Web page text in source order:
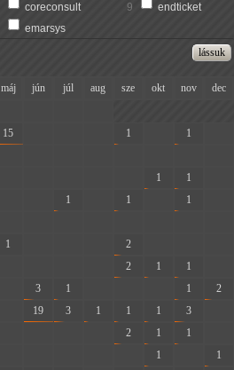
coreconsult 9
endticket
emarsys
máj jún júl aug sze okt nov
dec
15 1 1
1 1
1 1 1
1 2
2 1 1
3 1 1
2
19 3 1 1 1 3
2 1 1
1
1